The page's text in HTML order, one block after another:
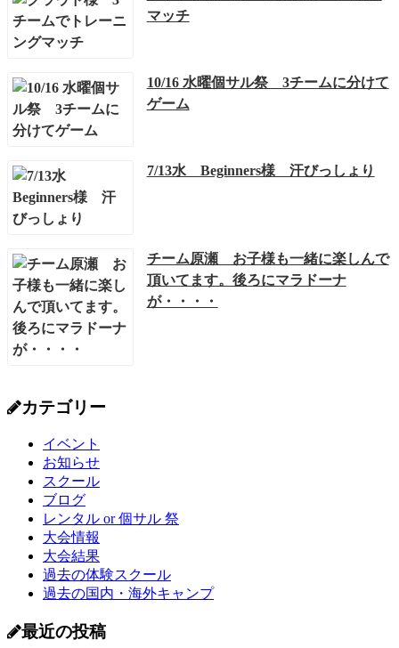
マッチ
10/16 水曜個サル祭 3チームに分けて
ゲーム
7/13水 Beginners様 汗びっしょり
チーム原瀬 お子様も一緒に楽しんで
頂いてます。後ろにマラドーナ
が・・・・
カテゴリー
イベント
お知らせ
スクール
ブログ
レンタル or 個サル 祭
大会情報
大会結果
過去の体験スクール
過去の国内・海外キャンプ
最近の投稿